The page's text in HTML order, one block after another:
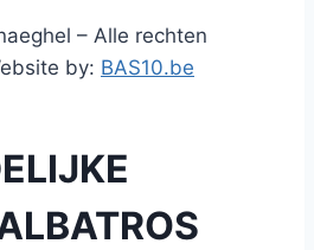
– Alle rechten
by: BAS10.be